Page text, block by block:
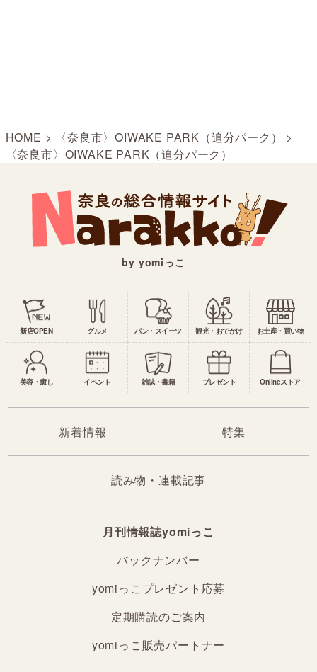
HOME > 〈奈良市〉OIWAKE PARK（追分パーク）
>
〈奈良市〉OIWAKE PARK（追分パーク）
by yomiっこ
新店OPEN グルメ パン・スイーツ 観光・おでかけ お土産・買い物
美容・癒し イベント 雑誌・書籍 プレゼント Onlineストア
新着情報 特集
読み物・連載記事
月刊情報誌yomiっこ
バックナンバー
yomiっこプレゼント応募
定期購読のご案内
yomiっこ販売パートナー